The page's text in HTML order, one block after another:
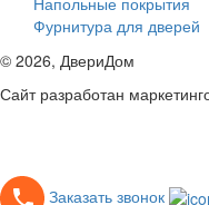
Фурнитура для дверей
© 2026, ДвериДом
Сайт разработан
Заказать звонок